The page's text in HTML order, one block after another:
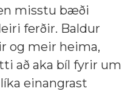
misstu bæði
ferðir. Baldur
og meir heima,
að aka bíl fyrir um
einangrast